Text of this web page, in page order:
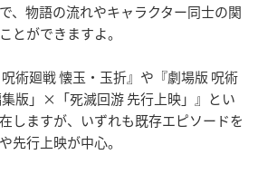
、物語の流れやキャラクター同士の関
とができますよ。
術廻戦 懐玉・玉折』や『劇場版 呪術
版」×「死滅回游 先行上映」』とい
しますが、いずれも既存エピソードを
先行上映が中心。